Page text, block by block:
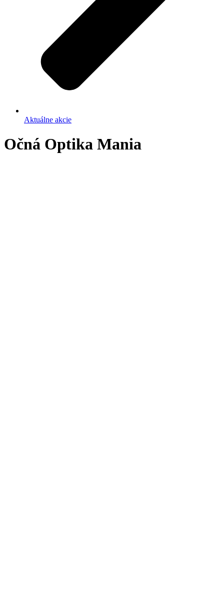
Aktuálne akcie
Očná Optika Mania